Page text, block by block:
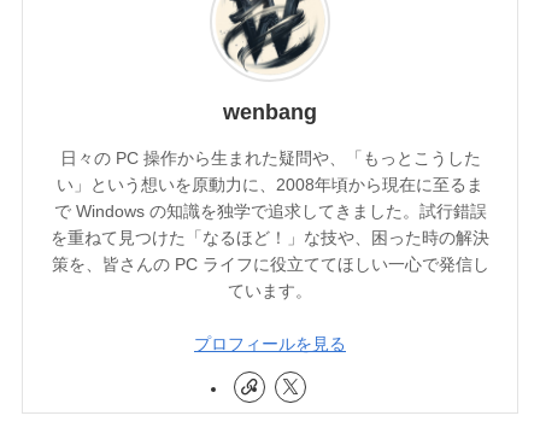
wenbang
日々の PC 操作から生まれた疑問や、「もっとこうした
い」という想いを原動力に、2008年頃から現在に至るま
で Windows の知識を独学で追求してきました。試行錯誤
を重ねて見つけた「なるほど！」な技や、困った時の解決
策を、皆さんの PC ライフに役立ててほしい一心で発信し
ています。
プロフィールを見る